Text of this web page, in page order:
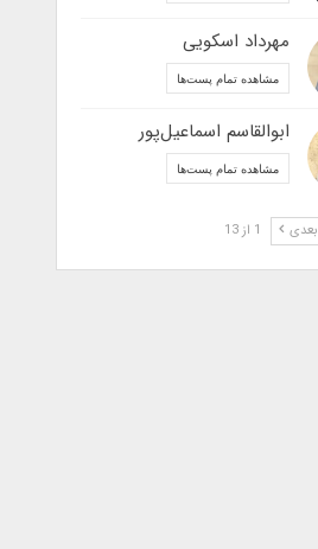
مهرداد اسکویی
مشاهده تمام پست‌ها
ابوالقاسم اسماعیل‌پور
مشاهده تمام پست‌ها
بعدی 1 از 13